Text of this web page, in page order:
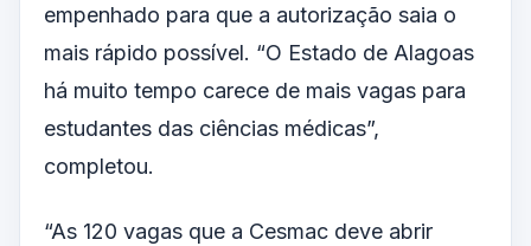
empenhado para que a autorização saia o
mais rápido possível. “O Estado de Alagoas
há muito tempo carece de mais vagas para
estudantes das ciências médicas”,
completou.
“As 120 vagas que a Cesmac deve abrir